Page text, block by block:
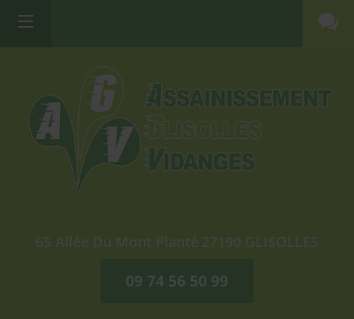
65 Allée Du Mont Planté 27190 GLISOLLES
09 74 56 50 99